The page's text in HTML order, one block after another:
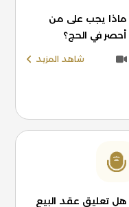
ماذا يجب على من
أحصر في الحج؟
شاهد المزيد
هل تعليق عقد البيع